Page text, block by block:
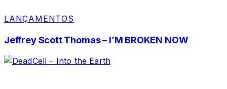
LANÇAMENTOS
Jeffrey Scott Thomas – I’M BROKEN NOW